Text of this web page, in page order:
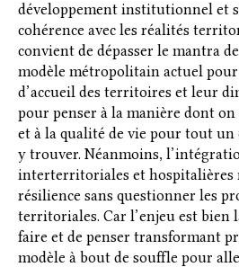
développement institutionnel et
cohérence avec les réalités
convient de dépasser le mantra
modèle métropolitain actuel
d’accueil des territoires et leur
pour penser à la manière dont
et à la qualité de vie pour tout un
y trouver. Néanmoins,
interterritoriales et hospitalières
résilience sans questionner les
territoriales. Car l’enjeu est bien
faire et de penser transformant
modèle à bout de souffle pour